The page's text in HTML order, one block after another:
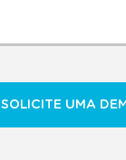
SOLICITE UMA